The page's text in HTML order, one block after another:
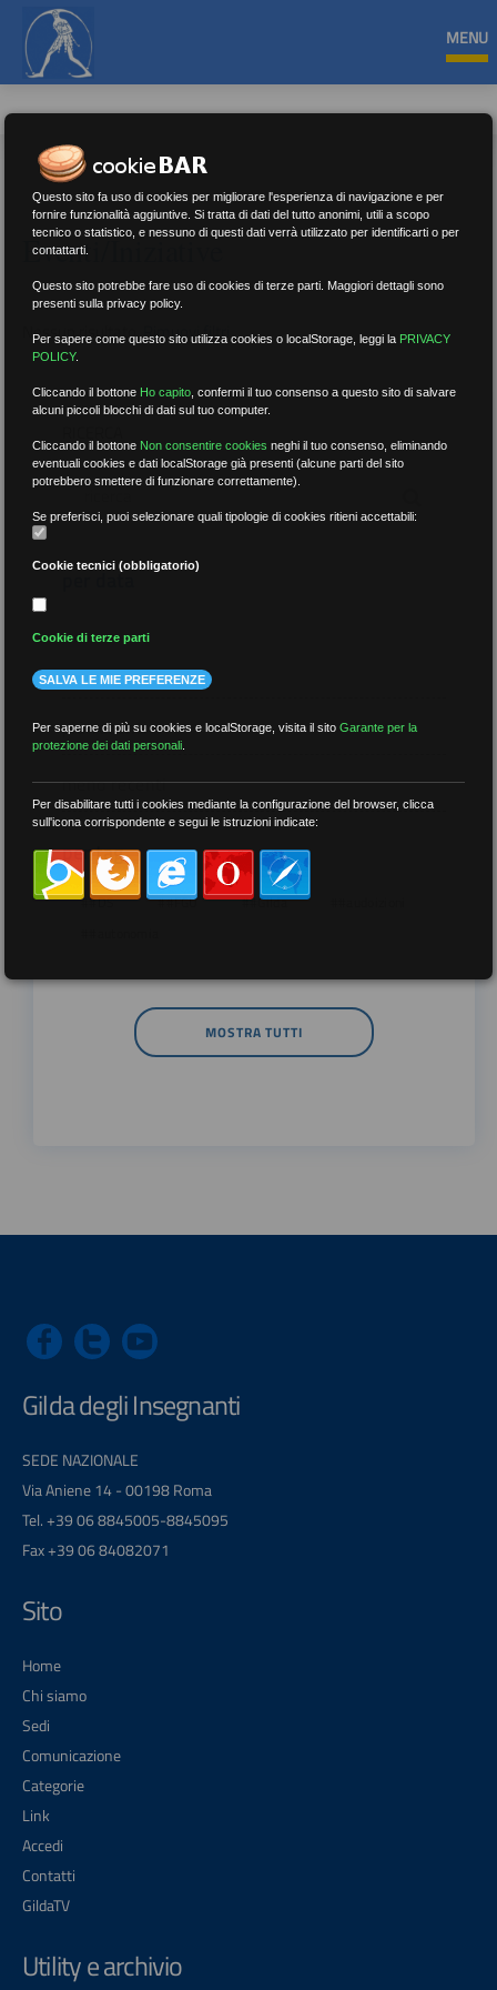
MENU
Eventi/Iniziative
Nessun risultato.Rimuovi filtri
per data
più recenti
meno recenti
per tag
##DS ##FGU ##Gilda
MOSTRA TUTTI
Gilda degli Insegnanti
SEDE NAZIONALE
Via Aniene 14 - 00198 Roma
Tel. +39 06 8845005-8845095
Fax +39 06 84082071
Sito
Home
Chi siamo
Sedi
Comunicazione
Categorie
Link
Accedi
Contatti
GildaTV
Utility e archivio
Questo sito fa uso di cookies per migliorare l'esperienza di navigazione e per
fornire funzionalità aggiuntive. Si tratta di dati del tutto anonimi, utili a scopo
tecnico o statistico, e nessuno di questi dati verrà utilizzato per identificarti o per
contattarti.
Questo sito potrebbe fare uso di cookies di terze parti. Maggiori dettagli sono
presenti sulla privacy policy.
Per sapere come questo sito utilizza cookies o localStorage, leggi la PRIVACY
POLICY.
Cliccando il bottone Ho capito ,confermi il tuo consenso a questo sito di salvare
alcuni piccoli blocchi di dati sul tuo computer.
Cliccando il bottone Non consentire cookies neghi il tuo consenso, eliminando
eventuali cookies e dati localStorage già presenti (alcune parti del sito
potrebbero smettere di funzionare correttamente).
Se preferisci, puoi selezionare quali tipologie di cookies ritieni accettabili:
Cookie tecnici (obbligatorio)
Cookie di terze parti
SALVA LE MIE PREFERENZE
Per saperne di più su cookies e localStorage, visita il sitoGarante per la
protezione dei dati personali
Per disabilitare tutti i cookies mediante la configurazione del browser, clicca
sull'icona corrispondente e segui le istruzioni indicate: